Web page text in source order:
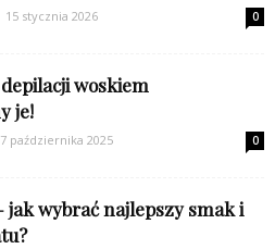
15 stycznia 2026 0
woskiem
je!
października 2025 0
jak wybrać najlepszy smak i